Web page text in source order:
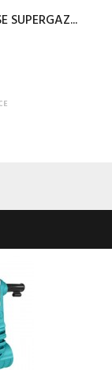
SUPERGAZ...